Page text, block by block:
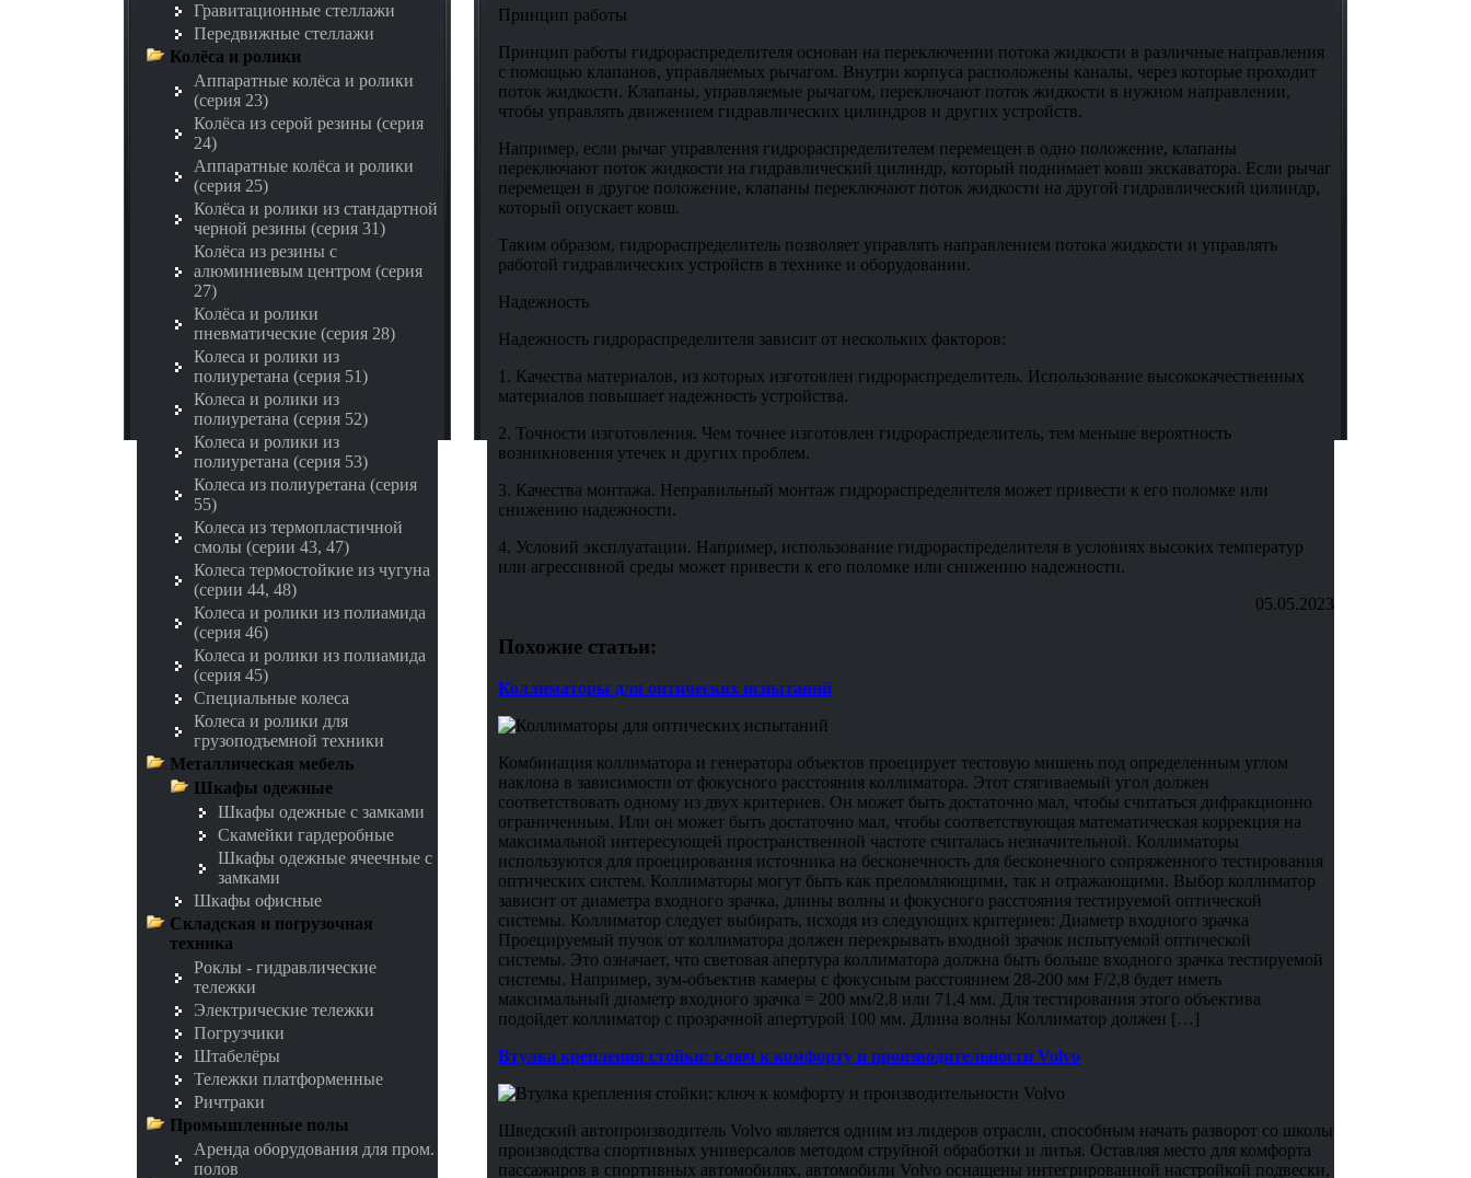
Гравитационные стеллажи
Передвижные стеллажи
Колёса и ролики
Аппаратные колёса и ролики
(серия 23)
Колёса из серой резины (серия
24)
Аппаратные колёса и ролики
(серия 25)
Колёса и ролики из стандартной
черной резины (серия 31)
Колёса из резины с
алюминиевым центром (серия
27)
Колёса и ролики
пневматические (серия 28)
Колеса и ролики из
полиуретана (серия 51)
Колеса и ролики из
полиуретана (серия 52)
Колеса и ролики из
полиуретана (серия 53)
Колеса из полиуретана (серия
55)
Колеса из термопластичной
смолы (серии 43, 47)
Колеса термостойкие из чугуна
(серии 44, 48)
Колеса и ролики из полиамида
(серия 46)
Колеса и ролики из полиамида
(серия 45)
Специальные колеса
Колеса и ролики для
грузоподъемной техники
Металлическая мебель
Шкафы одежные
Шкафы одежные с замками
Скамейки гардеробные
Шкафы одежные ячеечные с
замками
Шкафы офисные
Складская и погрузочная
техника
Роклы - гидравлические
тележки
Электрические тележки
Погрузчики
Штабелёры
Тележки платформенные
Ричтраки
Промышленные полы
Аренда оборудования для пром.
полов
Принцип работы
Принцип работы гидрораспределителя основан на переключении потока жидкости в различные направления
с помощью клапанов, управляемых рычагом. Внутри корпуса расположены каналы, через которые проходит
поток жидкости. Клапаны, управляемые рычагом, переключают поток жидкости в нужном направлении,
чтобы управлять движением гидравлических цилиндров и других устройств.
Например, если рычаг управления гидрораспределителем перемещен в одно положение, клапаны
переключают поток жидкости на гидравлический цилиндр, который поднимает ковш экскаватора. Если рычаг
перемещен в другое положение, клапаны переключают поток жидкости на другой гидравлический цилиндр,
который опускает ковш.
Таким образом, гидрораспределитель позволяет управлять направлением потока жидкости и управлять
работой гидравлических устройств в технике и оборудовании.
Надежность
Надежность гидрораспределителя зависит от нескольких факторов:
1. Качества материалов, из которых изготовлен гидрораспределитель. Использование высококачественных
материалов повышает надежность устройства.
2. Точности изготовления. Чем точнее изготовлен гидрораспределитель, тем меньше вероятность
возникновения утечек и других проблем.
3. Качества монтажа. Неправильный монтаж гидрораспределителя может привести к его поломке или
снижению надежности.
4. Условий эксплуатации. Например, использование гидрораспределителя в условиях высоких температур
или агрессивной среды может привести к его поломке или снижению надежности.
05.05.2023
Похожие статьи:
Коллиматоры для оптических испытаний
Комбинация коллиматора и генератора объектов проецирует тестовую мишень под определенным углом
наклона в зависимости от фокусного расстояния коллиматора. Этот стягиваемый угол должен
соответствовать одному из двух критериев. Он может быть достаточно мал, чтобы считаться дифракционно
ограниченным. Или он может быть достаточно мал, чтобы соответствующая математическая коррекция на
максимальной интересующей пространственной частоте считалась незначительной. Коллиматоры
используются для проецирования источника на бесконечность для бесконечного сопряженного тестирования
оптических систем. Коллиматоры могут быть как преломляющими, так и отражающими. Выбор коллиматор
зависит от диаметра входного зрачка, длины волны и фокусного расстояния тестируемой оптической
системы. Коллиматор следует выбирать, исходя из следующих критериев: Диаметр входного зрачка
Проецируемый пучок от коллиматора должен перекрывать входной зрачок испытуемой оптической
системы. Это означает, что световая апертура коллиматора должна быть больше входного зрачка тестируемой
системы. Например, зум-объектив камеры с фокусным расстоянием 28-200 мм F/2,8 будет иметь
максимальный диаметр входного зрачка = 200 мм/2,8 или 71,4 мм. Для тестирования этого объектива
подойдет коллиматор с прозрачной апертурой 100 мм. Длина волны Коллиматор должен […]
Втулка крепления стойки: ключ к комфорту и производительности Volvo
Шведский автопроизводитель Volvo является одним из лидеров отрасли, способным начать разворот со школы
производства спортивных универсалов методом струйной обработки и литья. Оставляя место для комфорта
пассажиров в спортивных автомобилях, автомобили Volvo оснащены интегрированной настройкой подвески,